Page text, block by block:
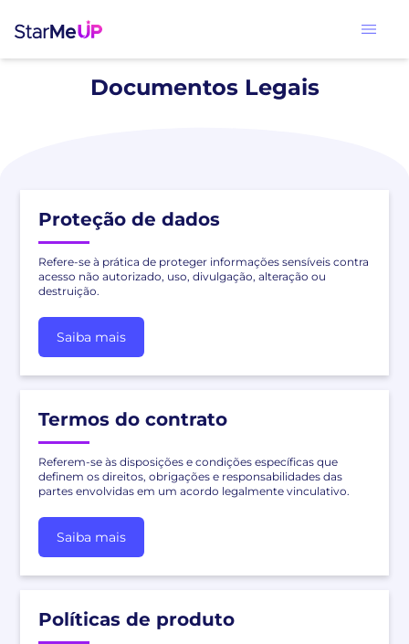
Documentos Legais
Proteção de dados
Refere-se à prática de proteger informações sensíveis contra
acesso não autorizado, uso, divulgação, alteração ou
destruição.
Saiba mais
Termos do contrato
Referem-se às disposições e condições específicas que
definem os direitos, obrigações e responsabilidades das
partes envolvidas em um acordo legalmente vinculativo.
Saiba mais
Políticas de produto